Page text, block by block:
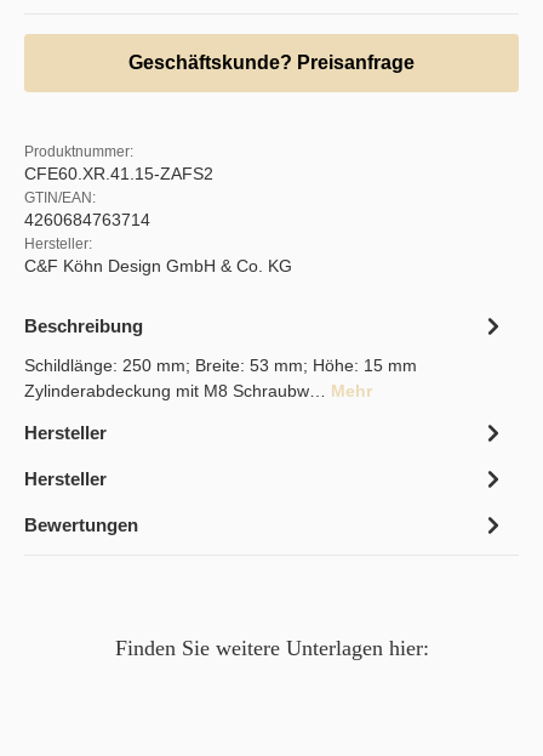
Geschäftskunde? Preisanfrage
Produktnummer:
CFE60.XR.41.15-ZAFS2
GTIN/EAN:
4260684763714
Hersteller:
C&F Köhn Design GmbH & Co. KG
Beschreibung
Schildlänge: 250 mm; Breite: 53 mm; Höhe: 15 mm
Zylinderabdeckung mit M8 Schraubw… Mehr
Hersteller
Hersteller
Bewertungen
Finden Sie weitere Unterlagen hier: